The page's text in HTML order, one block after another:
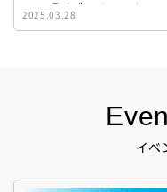
イベ
イト『ビブリオシリウス
生！
2025.03.28